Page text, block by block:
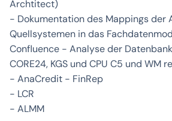
Archtitect)
- Dokumentation des Mappings der
Quellsystemen in das
Confluence - Analyse der
CORE24, KGS und CPU C5 und WM
- AnaCredit - FinRep
- LCR
- ALMM